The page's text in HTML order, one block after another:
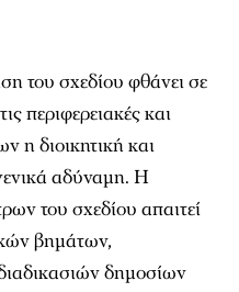
του σχεδίου φθάνει σε
περιφερειακές και
η διοικητική και
γενικά αδύναμη. Η
του σχεδίου απαιτεί
βημάτων,
δημοσίων